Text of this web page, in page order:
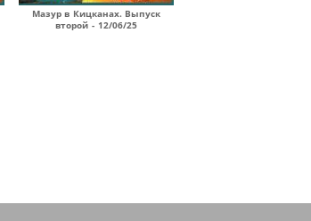
Мазур в Кицканах. Выпуск
второй - 12/06/25